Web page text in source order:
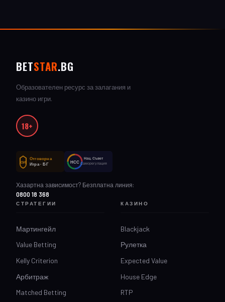
BETSTAR.BG
Образователен ресурс за залагания и
казино игри.
18+
ОИ
Отговорна
Игра · БГ
НСС
Нац. Съвет
Саморегулация
Хазартна зависимост? Безплатна линия:
0800 18 368
СТРАТЕГИИ
Мартингейл
Value Betting
Kelly Criterion
Арбитраж
Matched Betting
КАЗИНО
Blackjack
Рулетка
Expected Value
House Edge
RTP